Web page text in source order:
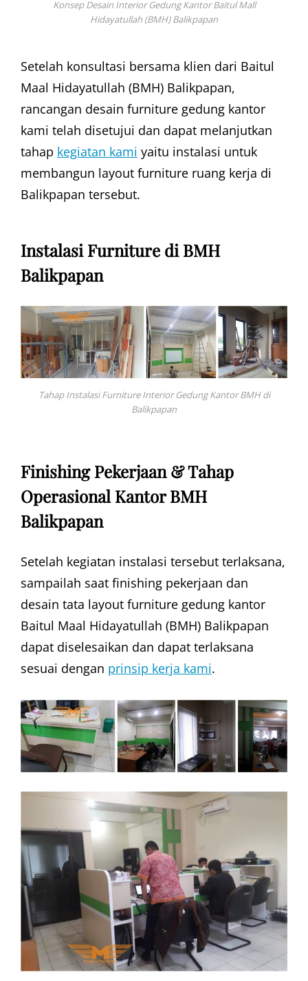
Konsep Desain Interior Gedung Kantor Baitul Mall
Hidayatullah (BMH) Balikpapan
Setelah konsultasi bersama klien dari Baitul
Maal Hidayatullah (BMH) Balikpapan,
rancangan desain furniture gedung kantor
kami telah disetujui dan dapat melanjutkan
tahap kegiatan kami yaitu instalasi untuk
membangun layout furniture ruang kerja di
Balikpapan tersebut.
Instalasi Furniture di BMH
Balikpapan
Tahap Instalasi Furniture Interior Gedung Kantor BMH di
Balikpapan
Finishing Pekerjaan & Tahap
Operasional Kantor BMH
Balikpapan
Setelah kegiatan instalasi tersebut terlaksana,
sampailah saat finishing pekerjaan dan
desain tata layout furniture gedung kantor
Baitul Maal Hidayatullah (BMH) Balikpapan
dapat diselesaikan dan dapat terlaksana
sesuai dengan prinsip kerja kami.